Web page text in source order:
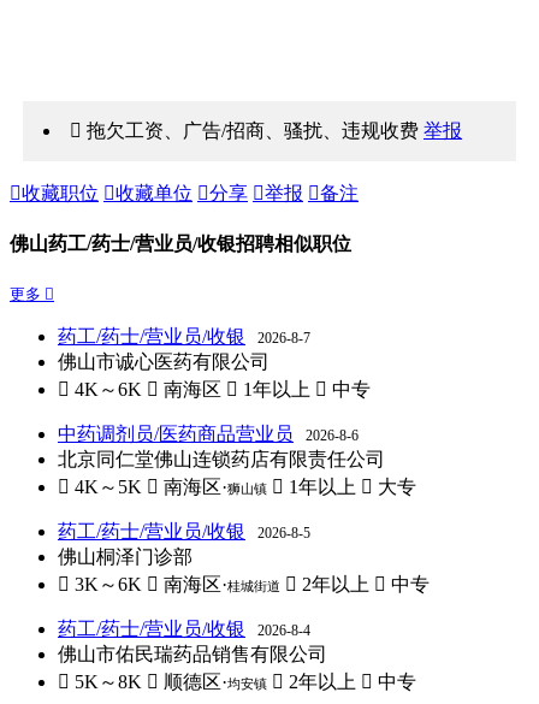
 拖欠工资、广告/招商、骚扰、违规收费举报
收藏职位 收藏单位 分享 举报 备注
佛山药工/药士/营业员/收银招聘相似职位
更多 
药工/药士/营业员/收银 2026-8-7
佛山市诚心医药有限公司
 4K～6K  南海区  1年以上  中专
中药调剂员/医药商品营业员 2026-8-6
北京同仁堂佛山连锁药店有限责任公司
 4K～5K  南海区·狮山镇  1年以上  大专
药工/药士/营业员/收银 2026-8-5
佛山桐泽门诊部
 3K～6K  南海区·桂城街道  2年以上  中专
药工/药士/营业员/收银 2026-8-4
佛山市佑民瑞药品销售有限公司
 5K～8K  顺德区·均安镇  2年以上  中专